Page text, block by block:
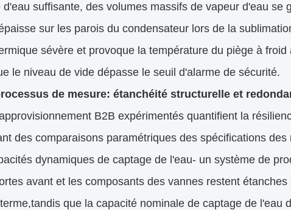
d'eau suffisante, des volumes massifs de vapeur d'eau se
sur les parois du condensateur lors de la
sévère et provoque la température du piège à
le niveau de vide dépasse le seuil d'alarme de sécurité.
de mesure: étanchéité structurelle et
B2B expérimentés quantifient la
des comparaisons paramétriques des spécifications
dynamiques de captage de l'eau- un système de
avant et les composants des vannes restent
que la capacité nominale de captage de l'eau